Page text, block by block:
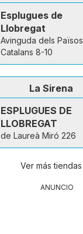
Esplugues de
Llobregat
Avinguda dels Països
Catalans 8-10
La Sirena
ESPLUGUES DE
LLOBREGAT
de Laureà Miró 226
Ver más tiendas
ANUNCIO